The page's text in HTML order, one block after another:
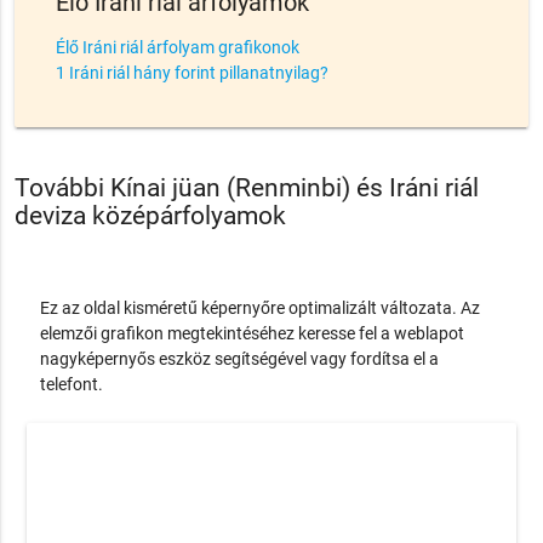
Élő Iráni riál árfolyam grafikonok
1 Iráni riál hány forint pillanatnyilag?
További Kínai jüan (Renminbi) és Iráni riál
deviza középárfolyamok
Ez az oldal kisméretű képernyőre optimalizált változata. Az
elemzői grafikon megtekintéséhez keresse fel a weblapot
nagyképernyős eszköz segítségével vagy fordítsa el a
telefont.